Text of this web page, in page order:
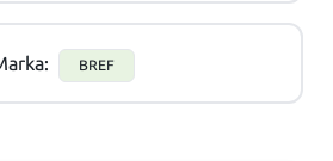
BREF